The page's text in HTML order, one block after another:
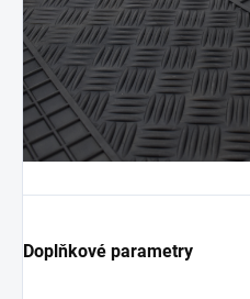
Doplňkové parametry